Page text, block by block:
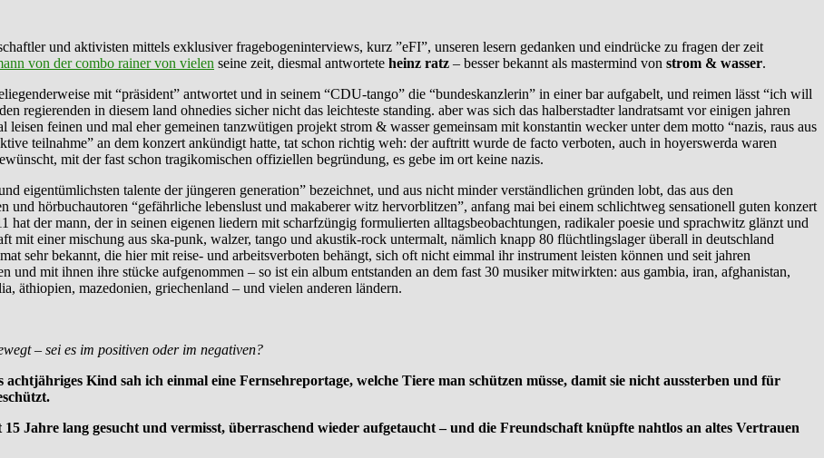
und aktivisten mittels exklusiver fragebogeninterviews, kurz ”eFI”, unseren lesern gedanken und eindrücke zu fragen der zeit
von der combo rainer von vielen seine zeit, diesmal antwortete heinz ratz – besser bekannt als mastermind von strom & wasser.
mit “präsident” antwortet und in seinem “CDU-tango” die “bundeskanzlerin” in einer bar aufgabelt, und reimen lässt “ich will
regierenden in diesem land ohnedies sicher nicht das leichteste standing. aber was sich das halberstadter landratsamt vor einigen jahren
leisen feinen und mal eher gemeinen tanzwütigen projekt strom & wasser gemeinsam mit konstantin wecker unter dem motto “nazis, raus aus
teilnahme” an dem konzert ankündigt hatte, tat schon richtig weh: der auftritt wurde de facto verboten, auch in hoyerswerda waren
mit der fast schon tragikomischen offiziellen begründung, es gebe im ort keine nazis.
eigentümlichsten talente der jüngeren generation” bezeichnet, und aus nicht minder verständlichen gründen lobt, das aus den
und hörbuchautoren “gefährliche lebenslust und makaberer witz hervorblitzen”, anfang mai bei einem schlichtweg sensationell guten konzert
der mann, der in seinen eigenen liedern mit scharfzüngig formulierten alltagsbeobachtungen, radikaler poesie und sprachwitz glänzt und
mit einer mischung aus ska-punk, walzer, tango und akustik-rock untermalt, nämlich knapp 80 flüchtlingslager überall in deutschland
sehr bekannt, die hier mit reise- und arbeitsverboten behängt, sich oft nicht eimmal ihr instrument leisten können und seit jahren
und mit ihnen ihre stücke aufgenommen – so ist ein album entstanden an dem fast 30 musiker mitwirkten: aus gambia, iran, afghanistan,
äthiopien, mazedonien, griechenland – und vielen anderen ländern.
– sei es im positiven oder im negativen?
Kind sah ich einmal eine Fernsehreportage, welche Tiere man schützen müsse, damit sie nicht aussterben und für
Jahre lang gesucht und vermisst, überraschend wieder aufgetaucht – und die Freundschaft knüpfte nahtlos an altes Vertrauen